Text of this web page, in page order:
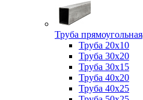
Труба прямоугольная
Труба 20x10
Труба 30x20
Труба 30x15
Труба 40x20
Труба 40x25